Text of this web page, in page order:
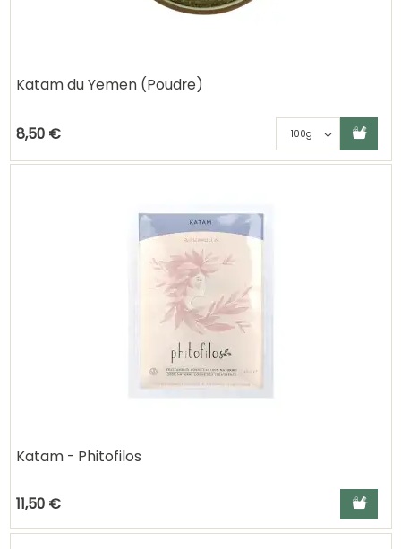
Katam du Yemen (Poudre)
8,50 € Ajouter au panier
Katam - Phitofilos
11,50 € Ajouter